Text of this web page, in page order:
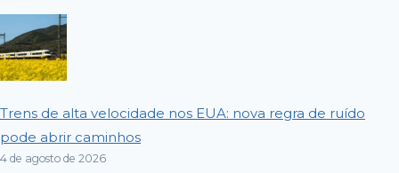
Trens de alta velocidade nos EUA: nova regra de ruído
pode abrir caminhos
4 de agosto de 2026